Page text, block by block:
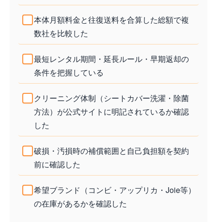
本体月額料金と往復送料を合算した総額で複
数社を比較した
最短レンタル期間・延長ルール・早期返却の
条件を把握している
クリーニング体制（シートカバー洗濯・除菌
方法）が公式サイトに明記されているか確認
した
破損・汚損時の補償範囲と自己負担額を契約
前に確認した
希望ブランド（コンビ・アップリカ・Joie等）
の在庫があるかを確認した